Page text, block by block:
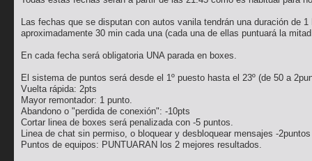
Las fechas que se disputan con autos vanila tendrán una duración de
aproximadamente 30 min cada una (cada una de ellas puntuará la
En cada fecha será obligatoria UNA parada en boxes.
El sistema de puntos será desde el 1º puesto hasta el 23º (de 50 a
Vuelta rápida: 2pts
Mayor remontador: 1 punto.
Abandono o "perdida de conexión": -10pts
Cortar linea de boxes será penalizada con -5 puntos.
Linea de chat sin permiso, o bloquear y desbloquear mensajes -2puntos
Puntos de equipos: PUNTUARAN los 2 mejores resultados.